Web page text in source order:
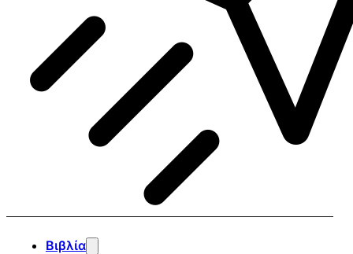
Βιβλία